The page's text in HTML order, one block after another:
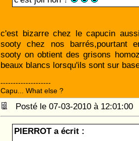
c'est bizarre chez le capucin
sooty chez nos barrés,pourtant
sooty on obtient des grisons
beaux blancs lorsqu'ils sont sur
--------------------
Capu... What else ?
Posté le 07-03-2010 à
PIERROT a écrit :